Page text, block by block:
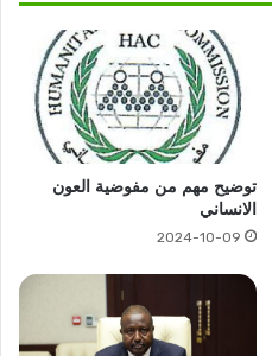
توضيح مهم من مفوضية العون
الانساني
2024-10-09